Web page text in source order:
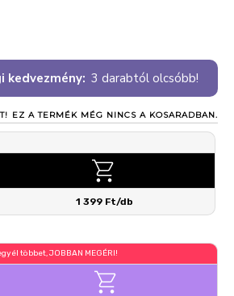
kedvezmény: 3 darabtól olcsóbb!
EZ A TERMÉK MÉG NINCS A KOSARADBAN.
1 399 Ft/db
többet, JOBBAN MEGÉRI!